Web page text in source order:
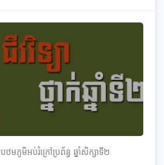
មភូមិ​អប់រំ​ក្រៅ​ប្រព័ន្ធ​ ឆ្នាំ​សិក្សា​ទី​២